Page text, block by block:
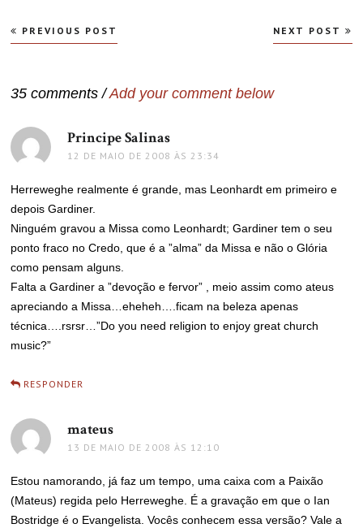
Navegação
de
PREVIOUS POST NEXT POST
35 comments /Add your comment below
Principe Salinas
12 DE MAIO DE 2008 ÀS 23:34
Herreweghe realmente é grande, mas Leonhardt em primeiro e
depois Gardiner.
Ninguém gravou a Missa como Leonhardt; Gardiner tem o seu
ponto fraco no Credo, que é a ”alma” da Missa e não o Glória
como pensam alguns.
Falta a Gardiner a ”devoção e fervor” , meio assim como ateus
apreciando a Missa…eheheh….ficam na beleza apenas
técnica….rsrsr…”Do you need religion to enjoy great church
music?”
RESPONDER
mateus
13 DE MAIO DE 2008 ÀS 12:10
Estou namorando, já faz um tempo, uma caixa com a Paixão
(Mateus) regida pelo Herreweghe. É a gravação em que o Ian
Bostridge é o Evangelista. Vocês conhecem essa versão? Vale a